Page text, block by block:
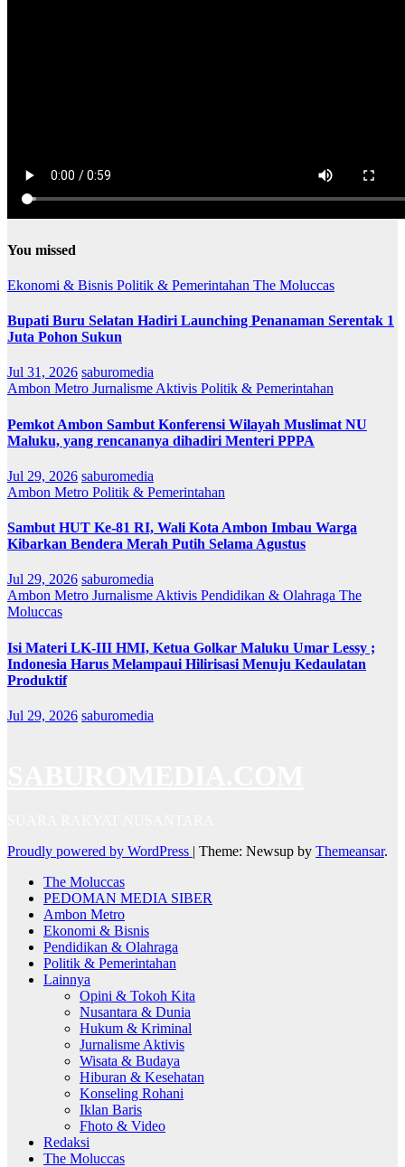
You missed
Ekonomi & Bisnis Politik & Pemerintahan The Moluccas
Bupati Buru Selatan Hadiri Launching Penanaman Serentak 1
Juta Pohon Sukun
Jul 31, 2026 saburomedia
Ambon Metro Jurnalisme Aktivis Politik & Pemerintahan
Pemkot Ambon Sambut Konferensi Wilayah Muslimat NU
Maluku, yang rencananya dihadiri Menteri PPPA
Jul 29, 2026 saburomedia
Ambon Metro Politik & Pemerintahan
Sambut HUT Ke-81 RI, Wali Kota Ambon Imbau Warga
Kibarkan Bendera Merah Putih Selama Agustus
Jul 29, 2026 saburomedia
Ambon Metro Jurnalisme Aktivis Pendidikan & Olahraga The
Moluccas
Isi Materi LK-III HMI, Ketua Golkar Maluku Umar Lessy ;
Indonesia Harus Melampaui Hilirisasi Menuju Kedaulatan
Produktif
Jul 29, 2026 saburomedia
Proudly powered by WordPress | Theme: Newsup by Themeansar.
The Moluccas
PEDOMAN MEDIA SIBER
Ambon Metro
Ekonomi & Bisnis
Pendidikan & Olahraga
Politik & Pemerintahan
Lainnya
Opini & Tokoh Kita
Nusantara & Dunia
Hukum & Kriminal
Jurnalisme Aktivis
Wisata & Budaya
Hiburan & Kesehatan
Konseling Rohani
Iklan Baris
Fhoto & Video
Redaksi
The Moluccas